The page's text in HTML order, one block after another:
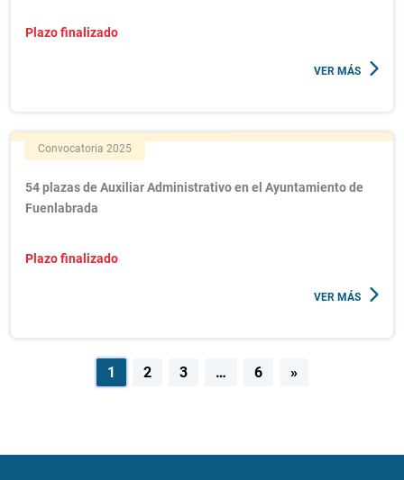
Plazo finalizado
VER MÁS
Convocatoria 2025
54 plazas de Auxiliar Administrativo en el Ayuntamiento de
Fuenlabrada
Plazo finalizado
VER MÁS
Navegación
1 2 3 … 6 »